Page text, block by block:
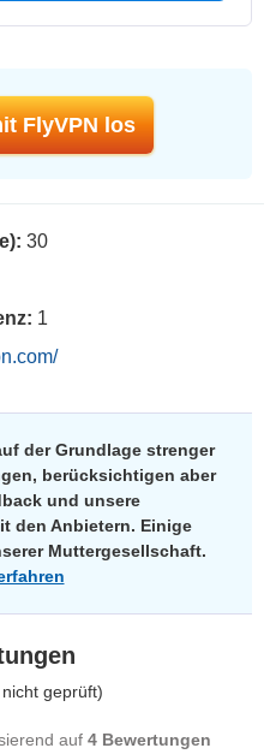
FlyVPN los
30
1
der Grundlage strenger
berücksichtigen aber
und unsere
den Anbietern. Einige
Muttergesellschaft.
geprüft)
auf4 Bewertungen